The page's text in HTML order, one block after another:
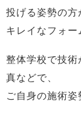
投げる姿勢の方
キレイなフォー
整体学校で技術
真などで、
ご自身の施術姿